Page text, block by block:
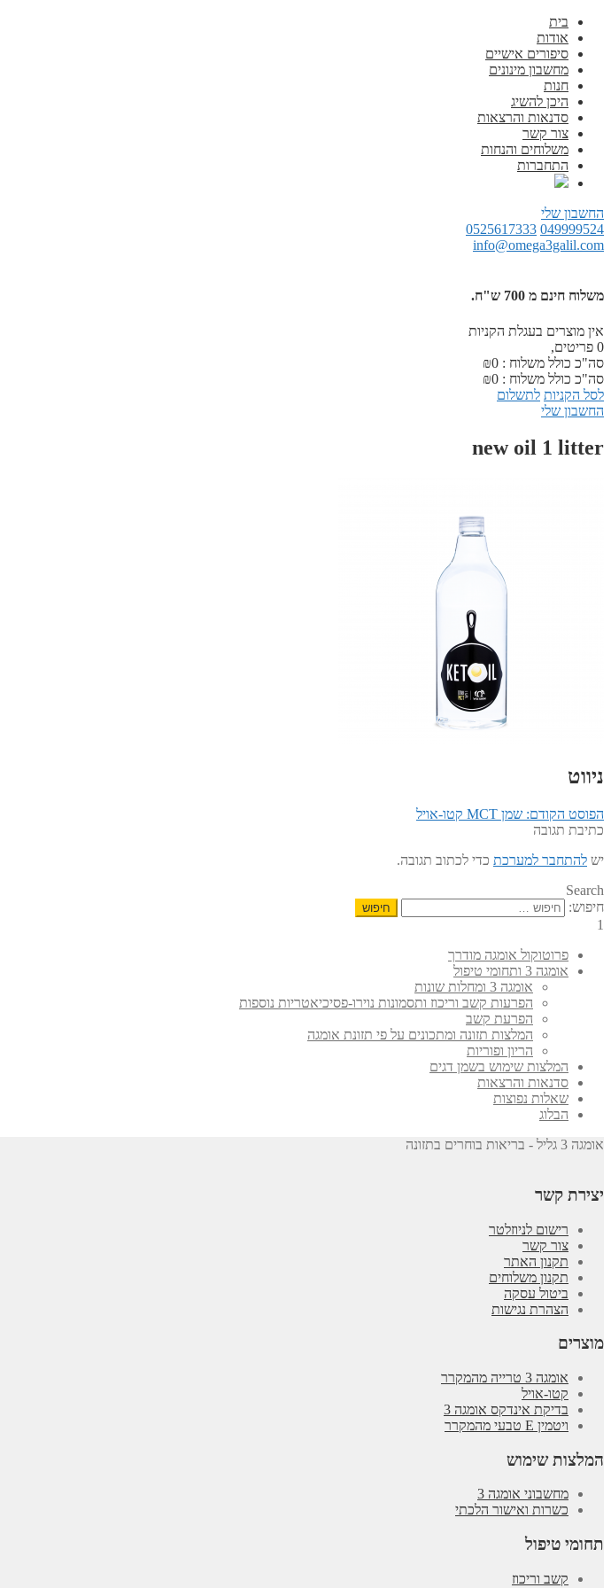
בית
אודות
סיפורים אישיים
מחשבון מינונים
חנות
היכן להשיג
סדנאות והרצאות
צור קשר
משלוחים והנחות
התחברות
החשבון שלי
049999524
0525617333
info@omega3galil.com
משלוח חינם מ 700 ש"ח.
אין מוצרים בעגלת הקניות
0 פריטים,
סה"כ כולל משלוח :
₪0
סה"כ כולל משלוח :
₪0
לסל הקניות לתשלום
החשבון שלי
new oil 1 litter
ניווט
הפוסט הקודם: שמן MCT קטו-אויל
כתיבת תגובה
יש להתחבר למערכת כדי לכתוב תגובה.
Search
חיפוש:
1
פרוטוקול אומגה מודרך
אומגה 3 ותחומי טיפול
אומגה 3 ומחלות שונות
הפרעות קשב וריכוז ותסמונות נוירו-פסיכיאטריות נוספות
הפרעת קשב
המלצות תזונה ומתכונים על פי תזונת אומגה
הריון ופוריות
המלצות שימוש בשמן דגים
סדנאות והרצאות
שאלות נפוצות
הבלוג
אומגה 3 גליל - בריאות בוחרים בתזונה
יצירת קשר
רישום לניוזלטר
צור קשר
תקנון האתר
תקנון משלוחים
ביטול עסקה
הצהרת נגישות
מוצרים
אומגה 3 טרייה מהמקרר
קטו-אויל
בדיקת אינדקס אומגה 3
ויטמין E טבעי מהמקרר
המלצות שימוש
מחשבוני אומגה 3
כשרות ואישור הלכתי
תחומי טיפול
קשב וריכוז